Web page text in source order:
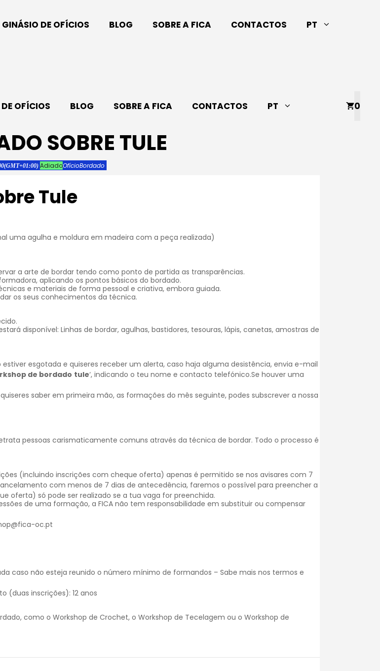
GINÁSIO DE OFÍCIOS BLOG SOBRE A FICA CONTACTOS PT
OFÍCIOS BLOG SOBRE A FICA CONTACTOS PT 0
SOBRE TULE
(GMT+01:00) AdiadoOfícioBordado
Tule
uma agulha e moldura em madeira com a peça realizada)
a arte de bordar tendo como ponto de partida as transparências.
aplicando os pontos básicos do bordado.
e materiais de forma pessoal e criativa, embora guiada.
os seus conhecimentos da técnica.
disponível: Linhas de bordar, agulhas, bastidores, tesouras, lápis, canetas, amostras de
esgotada e quiseres receber um alerta, caso haja alguma desistência, envia e-mail
de bordado tule‘, indicando o teu nome e contacto telefónico.Se houver uma
saber em primeira mão, as formações do mês seguinte, podes subscrever a nossa
pessoas carismaticamente comuns através da técnica de bordar. Todo o processo é
(incluindo inscrições com cheque oferta) apenas é permitido se nos avisares com 7
com menos de 7 dias de antecedência, faremos o possível para preencher a
oferta) só pode ser realizado se a tua vaga for preenchida.
de uma formação, a FICA não tem responsabilidade em substituir ou compensar
oc.pt
caso não esteja reunido o número mínimo de formandos – Sabe mais nos termos e
(duas inscrições): 12 anos
como o Workshop de Crochet, o Workshop de Tecelagem ou o Workshop de